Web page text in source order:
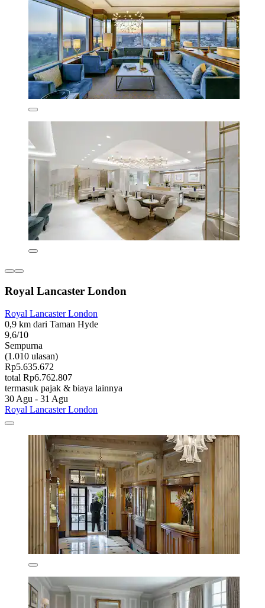
Royal Lancaster London
Royal Lancaster London
0,9 km dari Taman Hyde
9,6/10
Sempurna
(1.010 ulasan)
Rp5.635.672
total Rp6.762.807
termasuk pajak & biaya lainnya
30 Agu - 31 Agu
Royal Lancaster London